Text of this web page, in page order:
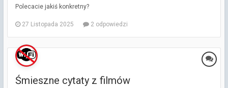
Polecacie jakiś konkretny?
27 Listopada 2025 2 odpowiedzi
Śmieszne cytaty z filmów